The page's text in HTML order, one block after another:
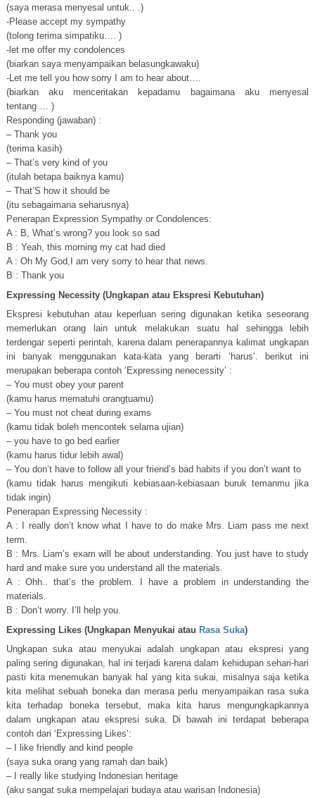
(saya merasa menyesal untuk.. .)
-Please accept my sympathy
(tolong terima simpatiku…. )
-let me offer my condolences
(biarkan saya menyampaikan belasungkawaku)
-Let me tell you how sorry I am to hear about….
(biarkan aku menceritakan kepadamu bagaimana aku menyesal
tentang…. )
Responding (jawaban) :
– Thank you
(terima kasih)
– That’s very kind of you
(itulah betapa baiknya kamu)
– That’S how it should be
(itu sebagaimana seharusnya)
Penerapan Expression Sympathy or Condolences:
A : B, What’s wrong? you look so sad
B : Yeah, this morning my cat had died
A : Oh My God,I am very sorry to hear that news.
B : Thank you
Expressing Necessity (Ungkapan atau Ekspresi Kebutuhan)
Ekspresi kebutuhan atau keperluan sering digunakan ketika seseorang
memerlukan orang lain untuk melakukan suatu hal sehingga lebih
terdengar seperti perintah, karena dalam penerapannya kalimat ungkapan
ini banyak menggunakan kata-kata yang berarti ‘harus’. berikut ini
merupakan beberapa contoh ‘Expressing nenecessity’ :
– You must obey your parent
(kamu harus mematuhi orangtuamu)
– You must not cheat during exams
(kamu tidak boleh mencontek selama ujian)
– you have to go bed earlier
(kamu harus tidur lebih awal)
– You don’t have to follow all your friend’s bad habits if you don’t want to
(kamu tidak harus mengikuti kebiasaan-kebiasaan buruk temanmu jika
tidak ingin)
Penerapan Expressing Necessity :
A : I really don’t know what I have to do make Mrs. Liam pass me next
term.
B : Mrs. Liam’s exam will be about understanding. You just have to study
hard and make sure you understand all the materials.
A : Ohh.. that’s the problem. I have a problem in understanding the
materials.
B : Don’t worry. I’ll help you.
Expressing Likes (Ungkapan Menyukai atau Rasa Suka)
Ungkapan suka atau menyukai adalah ungkapan atau ekspresi yang
paling sering digunakan, hal ini terjadi karena dalam kehidupan sehari-hari
pasti kita menemukan banyak hal yang kita sukai, misalnya saja ketika
kita melihat sebuah boneka dan merasa perlu menyampaikan rasa suka
kita terhadap boneka tersebut, maka kita harus mengungkapkannya
dalam ungkapan atau ekspresi suka. Di bawah ini terdapat beberapa
contoh dari ‘Expressing Likes’:
– I like friendly and kind people
(saya suka orang yang ramah dan baik)
– I really like studying Indonesian heritage
(aku sangat suka mempelajari budaya atau warisan Indonesia)